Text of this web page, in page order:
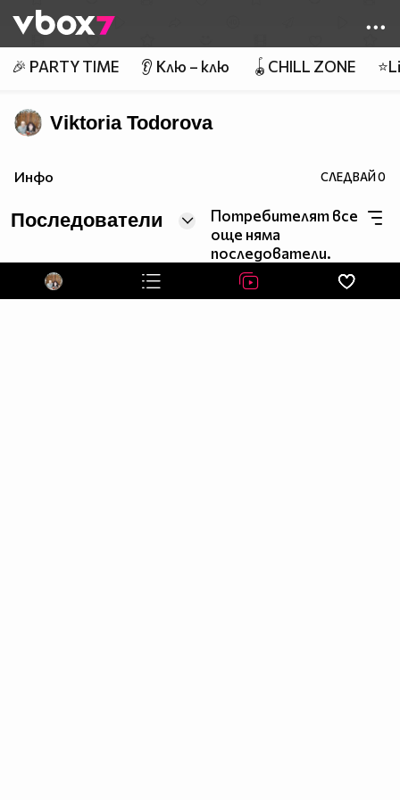
👾
🎉 PARTY TIME 👂 Клю – клю 🪀CHILL ZONE
Viktoria Todorova
Инфо СЛЕДВАЙ0
Последователи
Потребителят все
още няма
последователи.